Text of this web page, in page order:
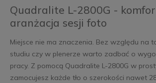
Quadralite L-2800G -
aranżacja sesji foto
Miejsce nie ma znaczenia. Bez względu na
studiu czy w plenerze warto zadbać o
pracy. Z pomocą Quadralite L-2800G w
zamocujesz każde tło o szerokości nawet